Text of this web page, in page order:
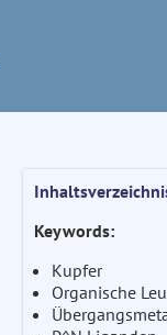
Keywords:
Kupfer
Organische